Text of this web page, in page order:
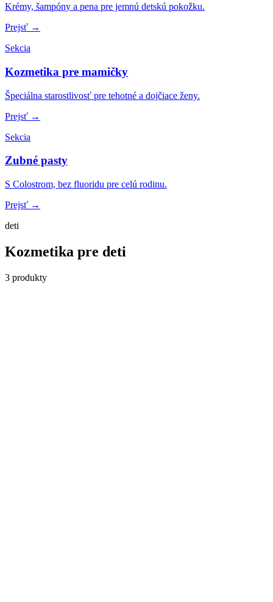
Krémy, šampóny a pena pre jemnú detskú pokožku.
Prejsť →
Sekcia
Kozmetika pre mamičky
Špeciálna starostlivosť pre tehotné a dojčiace ženy.
Prejsť →
Sekcia
Zubné pasty
S Colostrom, bez fluoridu pre celú rodinu.
Prejsť →
deti
Kozmetika pre deti
3 produkty